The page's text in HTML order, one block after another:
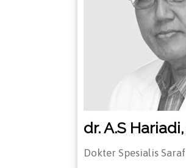
dr. A.S Hariadi,
Dokter Spesialis Saraf